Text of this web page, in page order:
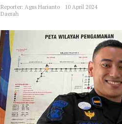
Reporter: Agus Harianto
10 April 2024
Daerah